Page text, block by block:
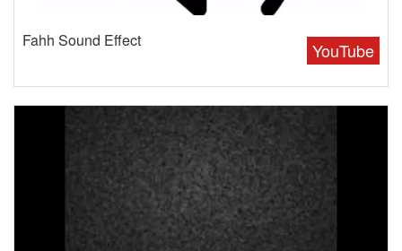
YouTube
Fahh Sound Effect